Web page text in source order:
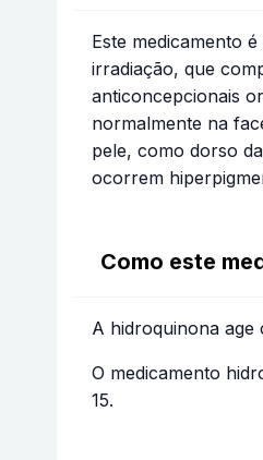
Este medicamento
irradiação, que
anticoncepcionais
normalmente na
pele, como dorso
ocorrem
Como este
A hidroquinona age
O medicamento
15.